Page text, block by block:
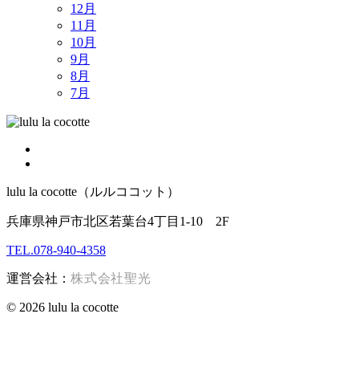
12月
11月
10月
9月
8月
7月
lulu la cocotte（ルルココット）
兵庫県神戸市北区若葉台4丁目1-10 2F
TEL.078-940-4358
運営会社： 株式会社聖光
© 2026 lulu la cocotte